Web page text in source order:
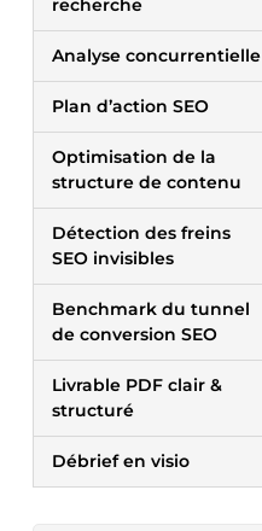
recherche
Analyse concurrentielle
Plan d’action SEO
Optimisation de la
structure de contenu
Détection des freins
SEO invisibles
Benchmark du tunnel
de conversion SEO
Livrable PDF clair &
structuré
Débrief en visio